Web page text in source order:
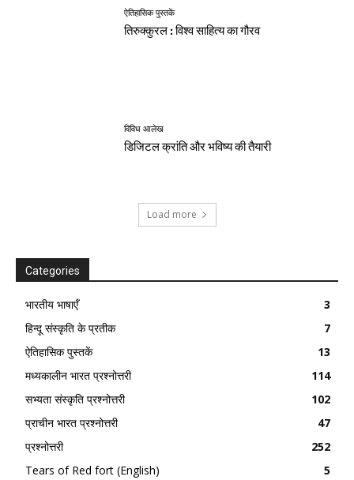
ऐतिहासिक पुस्तकें
तिरुक्कुरल : विश्व साहित्य का गौरव
विविध आलेख
डिजिटल क्रांति और भविष्य की तैयारी
Load more
Categories
भारतीय भाषाएँ
3
हिन्दू संस्कृति के प्रतीक
7
ऐतिहासिक पुस्तकें
13
मध्यकालीन भारत प्रश्नोत्तरी
114
सभ्यता संस्कृति प्रश्नोत्तरी
102
प्राचीन भारत प्रश्नोत्तरी
47
प्रश्नोत्तरी
252
Tears of Red fort (English)
5